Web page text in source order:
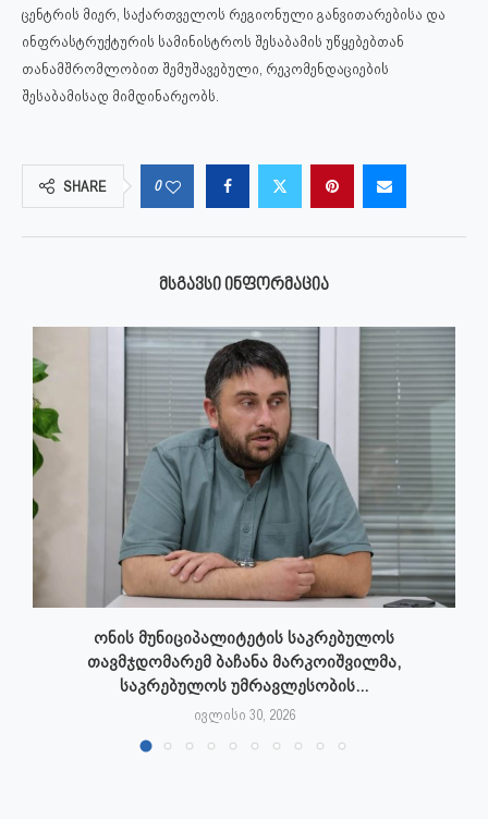
ცენტრის მიერ, საქართველოს რეგიონული განვითარებისა და
ინფრასტრუქტურის სამინისტროს შესაბამის უწყებებთან
თანამშრომლობით შემუშავებული, რეკომენდაციების
შესაბამისად მიმდინარეობს.
SHARE 0
ᲛᲡᲒᲐᲕᲡᲘ ᲘᲜᲤᲝᲠᲛᲐᲪᲘᲐ
ონის მუნიციპალიტეტის საკრებულოს
თავმჯდომარემ ბაჩანა მარკოიშვილმა,
საკრებულოს უმრავლესობის...
ივლისი 30, 2026